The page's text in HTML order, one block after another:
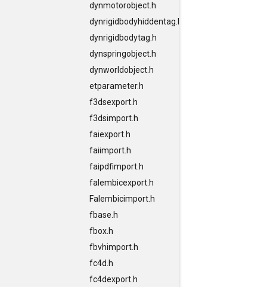
dynmotorobject.h
dynrigidbodyhiddentag.h
dynrigidbodytag.h
dynspringobject.h
dynworldobject.h
etparameter.h
f3dsexport.h
f3dsimport.h
faiexport.h
faiimport.h
faipdfimport.h
falembicexport.h
Falembicimport.h
fbase.h
fbox.h
fbvhimport.h
fc4d.h
fc4dexport.h